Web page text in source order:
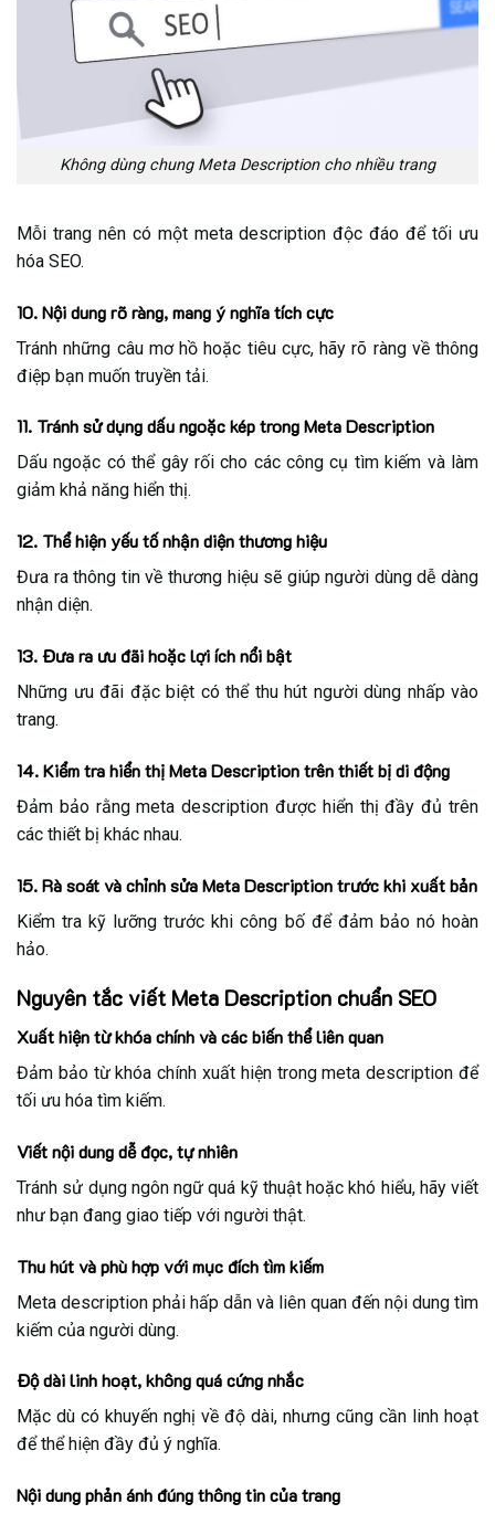
Không dùng chung Meta Description cho nhiều trang
Mỗi trang nên có một meta description độc đáo để tối ưu
hóa SEO.
10. Nội dung rõ ràng, mang ý nghĩa tích cực
Tránh những câu mơ hồ hoặc tiêu cực, hãy rõ ràng về thông
điệp bạn muốn truyền tải.
11. Tránh sử dụng dấu ngoặc kép trong Meta Description
Dấu ngoặc có thể gây rối cho các công cụ tìm kiếm và làm
giảm khả năng hiển thị.
12. Thể hiện yếu tố nhận diện thương hiệu
Đưa ra thông tin về thương hiệu sẽ giúp người dùng dễ dàng
nhận diện.
13. Đưa ra ưu đãi hoặc lợi ích nổi bật
Những ưu đãi đặc biệt có thể thu hút người dùng nhấp vào
trang.
14. Kiểm tra hiển thị Meta Description trên thiết bị di động
Đảm bảo rằng meta description được hiển thị đầy đủ trên
các thiết bị khác nhau.
15. Rà soát và chỉnh sửa Meta Description trước khi xuất bản
Kiểm tra kỹ lưỡng trước khi công bố để đảm bảo nó hoàn
hảo.
Nguyên tắc viết Meta Description chuẩn SEO
Xuất hiện từ khóa chính và các biến thể liên quan
Đảm bảo từ khóa chính xuất hiện trong meta description để
tối ưu hóa tìm kiếm.
Viết nội dung dễ đọc, tự nhiên
Tránh sử dụng ngôn ngữ quá kỹ thuật hoặc khó hiểu, hãy viết
như bạn đang giao tiếp với người thật.
Thu hút và phù hợp với mục đích tìm kiếm
Meta description phải hấp dẫn và liên quan đến nội dung tìm
kiếm của người dùng.
Độ dài linh hoạt, không quá cứng nhắc
Mặc dù có khuyến nghị về độ dài, nhưng cũng cần linh hoạt
để thể hiện đầy đủ ý nghĩa.
Nội dung phản ánh đúng thông tin của trang